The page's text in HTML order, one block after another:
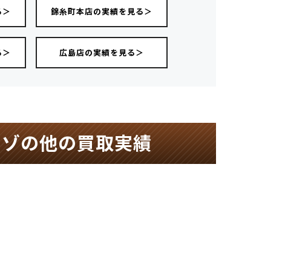
錦糸町本店の実績を見る＞
広島店の実績を見る＞
の他の買取実績